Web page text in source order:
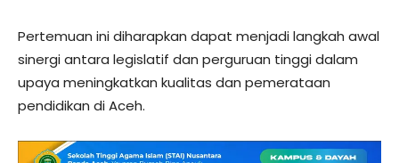
Pertemuan ini diharapkan dapat menjadi langkah awal
sinergi antara legislatif dan perguruan tinggi dalam
upaya meningkatkan kualitas dan pemerataan
pendidikan di Aceh.